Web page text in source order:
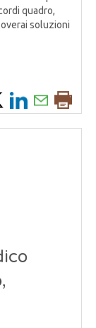
quadro,
soluzioni